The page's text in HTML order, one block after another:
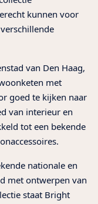
kunnen voor
van Den Haag,
met
goed te kijken naar
van interieur en
tot een bekende
nationale en
met ontwerpen van
staat Bright